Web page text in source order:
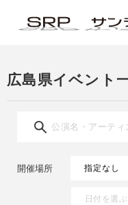
広島県イベント
開催場所